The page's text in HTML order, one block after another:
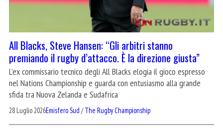
All Blacks, Steve Hansen: “Gli arbitri stanno
premiando il rugby d’attacco. È la direzione giusta”
L’ex commissario tecnico degli All Blacks elogia il gioco espresso
nel Nations Championship e guarda con entusiasmo alla grande
sfida tra Nuova Zelanda e Sudafrica
28 Luglio 2026Emisfero Sud /The Rugby Championship